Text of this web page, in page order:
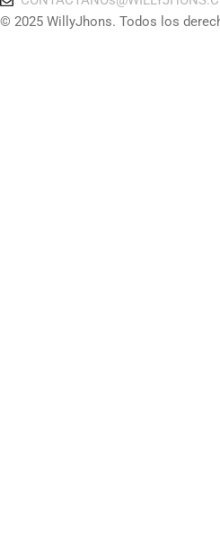
© 2025 WillyJhons. Todos los